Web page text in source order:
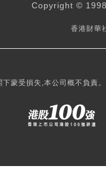
Copyright ©
香港財華
蒙受損失,本公司概不負責。